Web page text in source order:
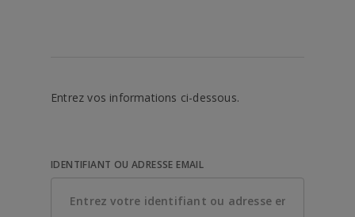
Entrez vos informations ci-dessous.
IDENTIFIANT OU ADRESSE EMAIL